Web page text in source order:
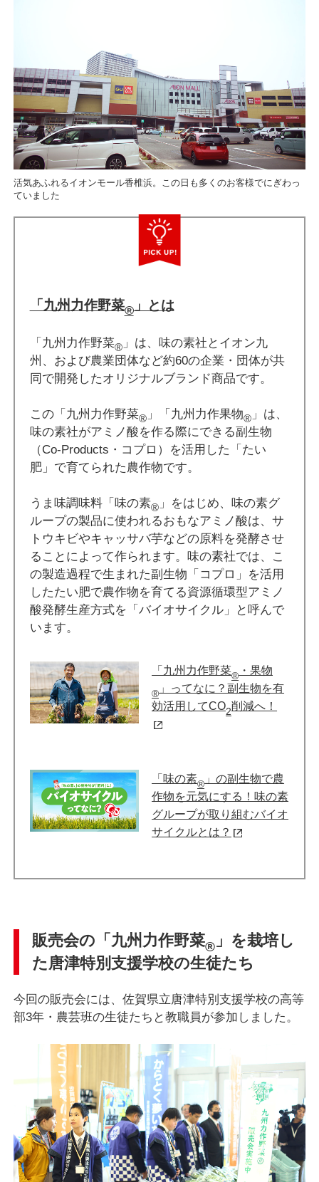
活気あふれるイオンモール香椎浜。この日も多くのお客様でにぎわっ
ていました
「九州力作野菜®」とは
「九州力作野菜®」は、味の素社とイオン九
州、および農業団体など約60の企業・団体が共
同で開発したオリジナルブランド商品です。
この「九州力作野菜®」「九州力作果物®」は、
味の素社がアミノ酸を作る際にできる副生物
（Co-Products・コプロ）を活用した「たい
肥」で育てられた農作物です。
うま味調味料「味の素®」をはじめ、味の素グ
ループの製品に使われるおもなアミノ酸は、サ
トウキビやキャッサバ芋などの原料を発酵させ
ることによって作られます。味の素社では、こ
の製造過程で生まれた副生物「コプロ」を活用
したたい肥で農作物を育てる資源循環型アミノ
酸発酵生産方式を「バイオサイクル」と呼んで
います。
「九州力作野菜® ・果物
® 」ってなに？副生物を有
効活用してCO2削減へ！
「味の素® 」の副生物で農
作物を元気にする！味の素
グループが取り組むバイオ
サイクルとは？
販売会の「九州力作野菜® 」を栽培し
た唐津特別支援学校の生徒たち
今回の販売会には、佐賀県立唐津特別支援学校の高等
部3年・農芸班の生徒たちと教職員が参加しました。